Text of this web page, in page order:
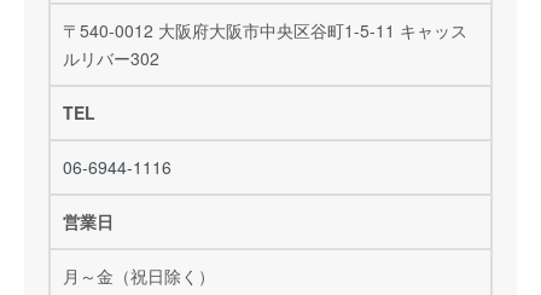
〒540-0012 大阪府大阪市中央区谷町1-5-11 キャッス
ルリバー302
TEL
06-6944-1116
営業日
月～金（祝日除く）